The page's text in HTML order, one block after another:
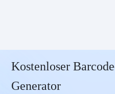
Kostenloser
Generator